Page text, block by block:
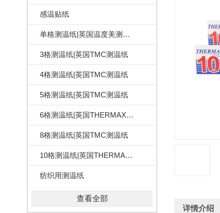
感温贴纸
单格测温纸|英国温度美测温纸
3格测温纸|英国TMC测温纸
4格测温纸|英国TMC测温纸
5格测温纸|英国TMC测温纸
6格测温纸|英国THERMAX测温纸
8格测温纸|英国TMC测温纸
10格测温纸|英国THERMAX测温纸
纺织用测温纸
查看全部
详情介绍